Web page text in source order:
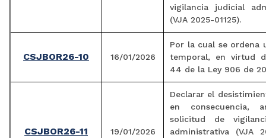
vigilancia judicial
(VJA 2025-01125).
CSJBOR26-10 16/01/2026
Por la cual se ordena
temporal, en virtud
44 de la Ley 906 de
CSJBOR26-11 19/01/2026
Declarar el
en consecuencia,
solicitud de
administrativa (VJA